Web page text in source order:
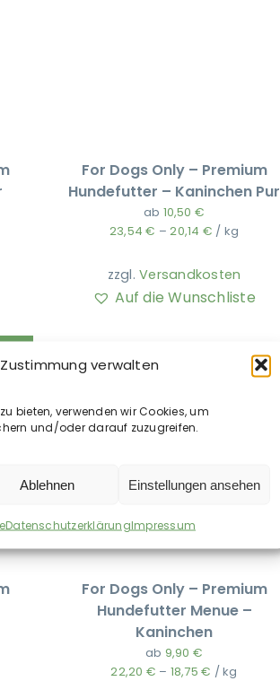
verwalten
bieten, verwenden wir Cookies, um
und/oder darauf zuzugreifen.
Ablehnen Einstellungen ansehen
DatenschutzerklärungImpressum
For Dogs Only – Premium
Hundefutter – Kaninchen Pur
ab 10,50 €
23,54€ –20,14 € / kg
zzgl.Versandkosten
Auf die Wunschliste
For Dogs Only – Premium
Hundefutter Menue –
Kaninchen
ab 9,90 €
22,20 € – 18,75€ /kg